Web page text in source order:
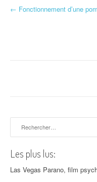
Navigation
← Fonctionnement d’une
Les plus lus:
Las Vegas Parano, film